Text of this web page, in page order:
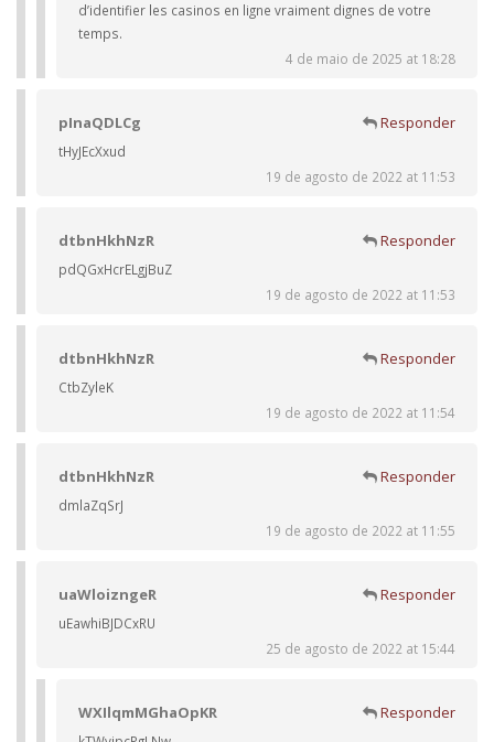
d’identifier les casinos en ligne vraiment dignes de votre
temps.
4 de maio de 2025 at 18:28
pInaQDLCg Responder
tHyJEcXxud
19 de agosto de 2022 at 11:53
dtbnHkhNzR Responder
pdQGxHcrELgjBuZ
19 de agosto de 2022 at 11:53
dtbnHkhNzR Responder
CtbZyleK
19 de agosto de 2022 at 11:54
dtbnHkhNzR Responder
dmlaZqSrJ
19 de agosto de 2022 at 11:55
uaWloizngeR Responder
uEawhiBJDCxRU
25 de agosto de 2022 at 15:44
WXIlqmMGhaOpKR Responder